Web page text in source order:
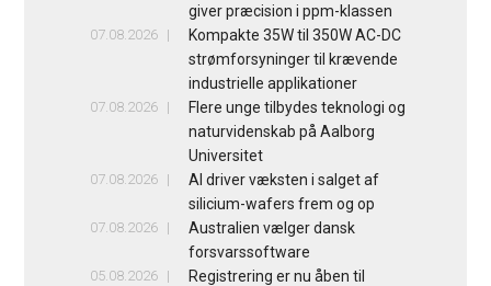
giver præcision i ppm-klassen
07.08.2026
Kompakte 35W til 350W AC-DC
strømforsyninger til krævende
industrielle applikationer
07.08.2026
Flere unge tilbydes teknologi og
naturvidenskab på Aalborg
Universitet
07.08.2026
AI driver væksten i salget af
silicium-wafers frem og op
07.08.2026
Australien vælger dansk
forsvarssoftware
05.08.2026
Registrering er nu åben til